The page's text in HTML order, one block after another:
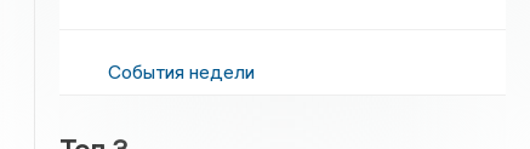
События недели